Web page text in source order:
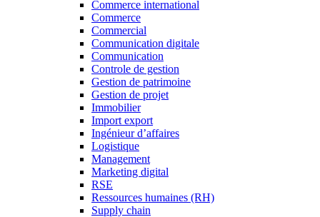
Commerce international
Commerce
Commercial
Communication digitale
Communication
Controle de gestion
Gestion de patrimoine
Gestion de projet
Immobilier
Import export
Ingénieur d’affaires
Logistique
Management
Marketing digital
RSE
Ressources humaines (RH)
Supply chain